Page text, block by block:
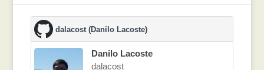
dalacost (Danilo Lacoste)
Danilo Lacoste
dalacost